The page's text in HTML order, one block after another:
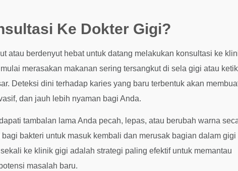
Ke Dokter Gigi?
atau berdenyut hebat untuk datang melakukan konsultasi ke
merasakan makanan sering tersangkut di sela gigi atau
Deteksi dini terhadap karies yang baru terbentuk akan
dan jauh lebih nyaman bagi Anda.
tambalan lama Anda pecah, lepas, atau berubah warna
bakteri untuk masuk kembali dan merusak bagian dalam gigi
ke klinik gigi adalah strategi paling efektif untuk memantau
masalah baru.